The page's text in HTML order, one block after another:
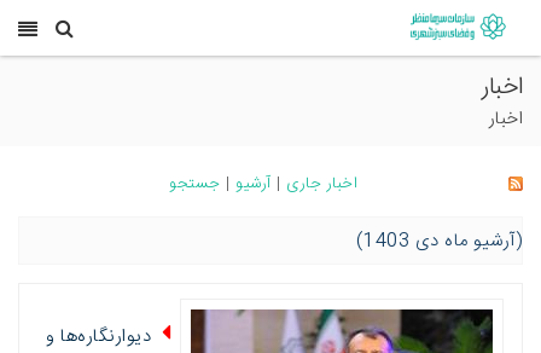
اخبار
اخبار
اخبار جاری | آرشیو | جستجو
(آرشیو ماه دی 1403)
دیوارنگاره‌ها و